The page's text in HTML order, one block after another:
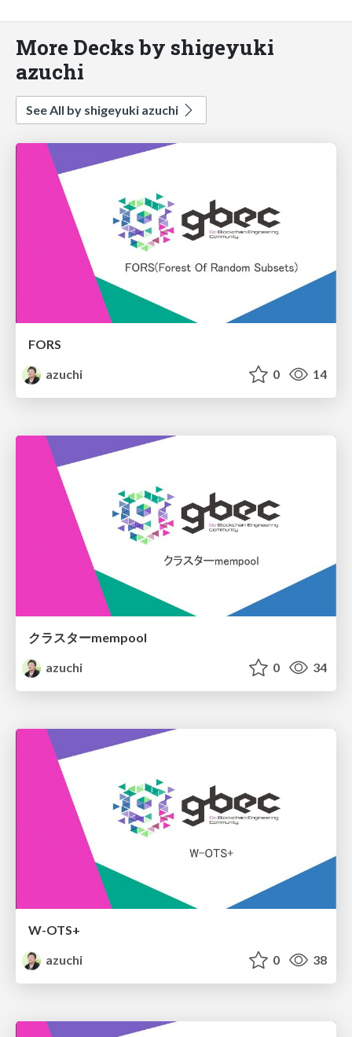
More Decks by shigeyuki
azuchi
See All by shigeyuki azuchi
FORS
azuchi
0 14
クラスターmempool
azuchi
0 34
W-OTS+
azuchi
0 38